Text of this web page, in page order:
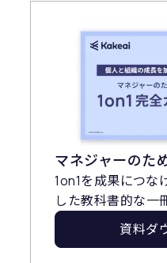
マネジャーのた
1on1を成果につな
した教科書的な一
資料ダ